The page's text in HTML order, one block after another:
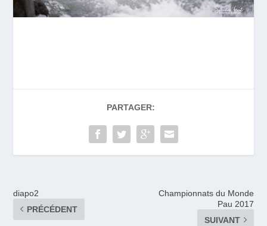
PARTAGER:
diapo2
PRÉCÉDENT
Championnats du Monde
Pau 2017
SUIVANT